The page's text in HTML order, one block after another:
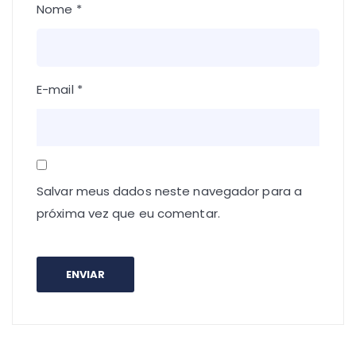
Nome *
E-mail *
Salvar meus dados neste navegador para a
próxima vez que eu comentar.